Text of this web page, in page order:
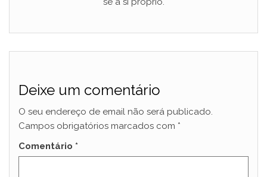
Deixe um comentário
O seu endereço de email não será publicado.
Campos obrigatórios marcados com *
Comentário *